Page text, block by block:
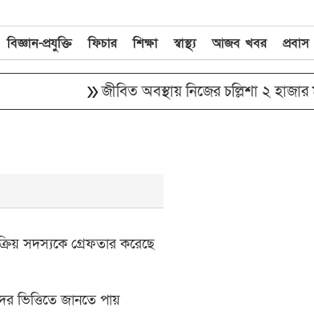
বিজ্ঞান-প্রযুক্তি ফিচার শিক্ষা স্বাস্থ্য আজব খবর প্রবাস
জীবিত অবস্থায় নিজের চল্লিশা ২ হাজার
সদস্যকে গ্রেফতার করেছে
ভিত্তিতে জানতে পায়